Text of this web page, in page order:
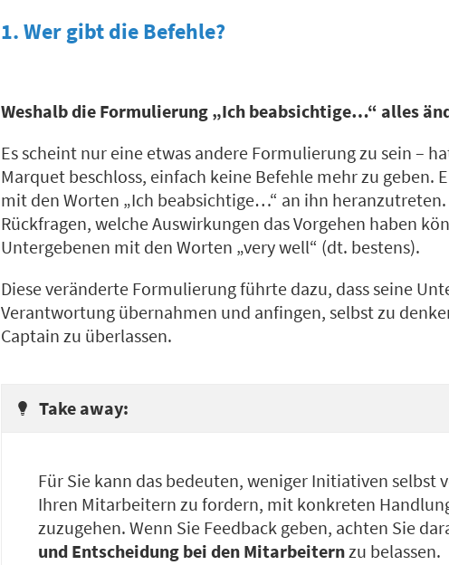
1. Wer gibt die Befehle?
Weshalb die Formulierung „Ich beabsichtige…“ alles
Es scheint nur eine etwas andere Formulierung zu sein –
Marquet beschloss, einfach keine Befehle mehr zu geben.
mit den Worten „Ich beabsichtige…“ an ihn
Rückfragen, welche Auswirkungen das Vorgehen haben
Untergebenen mit den Worten „very well“ (dt. bestens).
Diese veränderte Formulierung führte dazu, dass seine
Verantwortung übernahmen und anfingen, selbst zu
Captain zu überlassen.
Take away:
Für Sie kann das bedeuten, weniger Initiativen selbst
Ihren Mitarbeitern zu fordern, mit konkreten
zuzugehen. Wenn Sie Feedback geben, achten Sie
und Entscheidung bei den Mitarbeiternzu belassen.